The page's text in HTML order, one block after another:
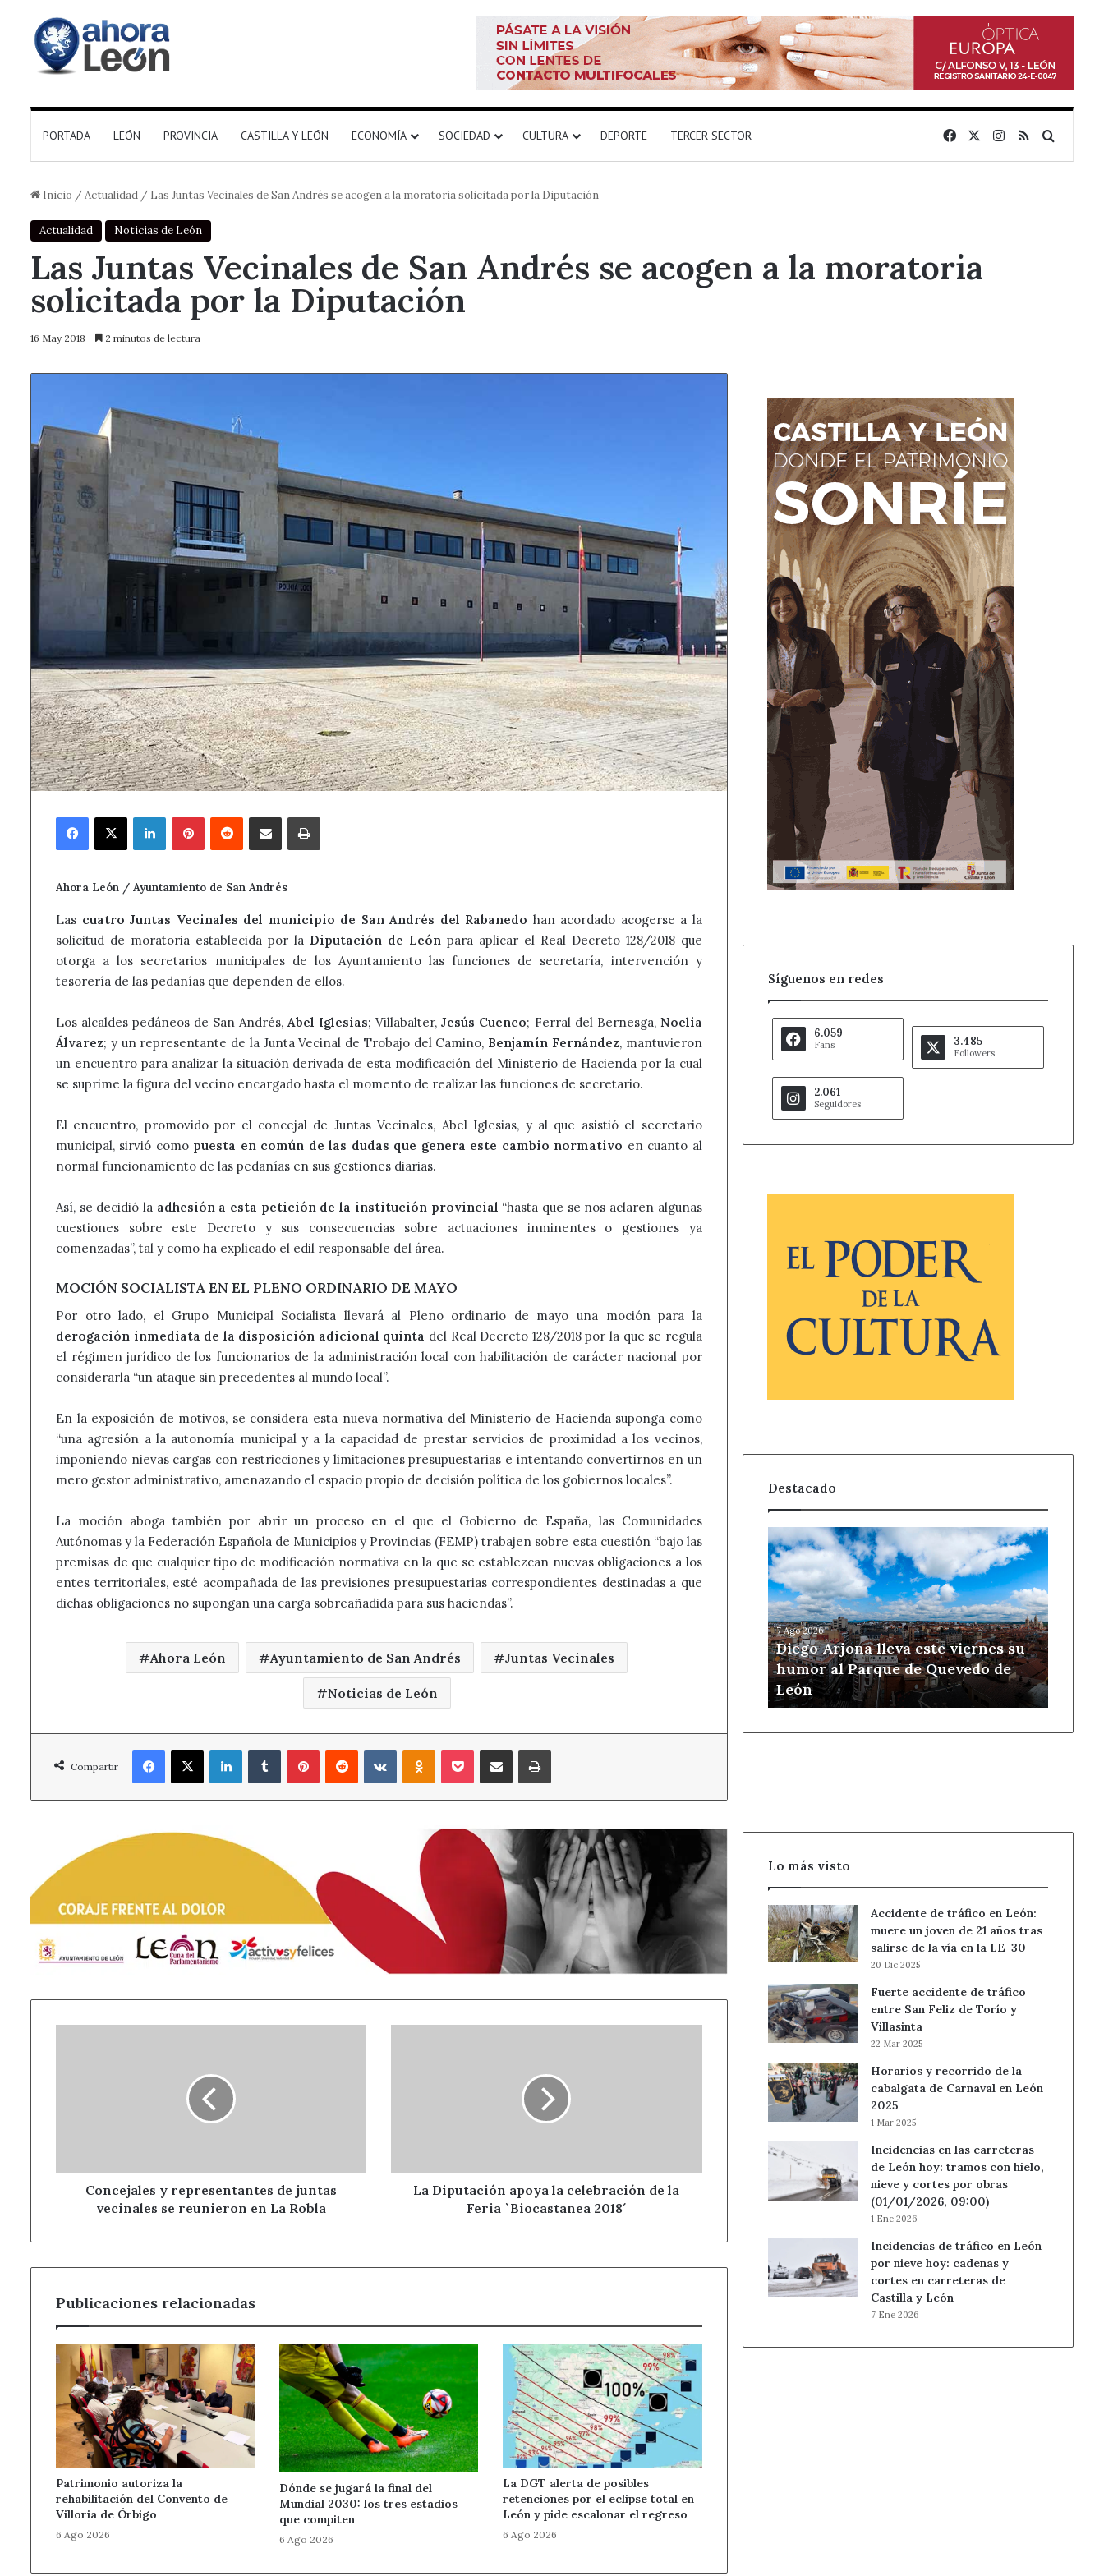
PORTADA LEÓN PROVINCIA CASTILLA Y LEÓN ECONOMÍA SOCIEDAD CULTURA DEPORTE TERCER SECTOR FacebookInstagram
RSS
Inicio /Actualidad / Las Juntas Vecinales de San Andrés se acogen a la moratoria solicitada por la Diputación
Actualidad Noticias de León
Las Juntas Vecinales de San Andrés se acogen a la moratoria
solicitada por la Diputación
16 May 2018 2 minutos de lectura
Facebook
X LinkedInPinterestReddit Compartir por correo electrónicoImprimir
Ahora León / Ayuntamiento de San Andrés
Las cuatro Juntas Vecinales del municipio de San Andrés del Rabanedo han acordado acogerse a la
solicitud de moratoria establecida por la Diputación de Leónpara aplicar el Real Decreto 128/2018 que
otorga a los secretarios municipales de los Ayuntamiento las funciones de secretaría, intervención y
tesorería de las pedanías que dependen de ellos.
Los alcaldes pedáneos de San Andrés, Abel Iglesias; Villabalter,Jesús Cuenco; Ferral del Bernesga, Noelia
Álvarez; y un representante de la Junta Vecinal de Trobajo del Camino, Benjamín Fernández, mantuvieron
un encuentro para analizar la situación derivada de esta modificación del Ministerio de Hacienda por la cual
se suprime la figura del vecino encargado hasta el momento de realizar las funciones de secretario.
El encuentro, promovido por el concejal de Juntas Vecinales, Abel Iglesias, y al que asistió el secretario
municipal, sirvió comopuesta en común de las dudas que genera este cambio normativo en cuanto al
normal funcionamiento de las pedanías en sus gestiones diarias.
Así, se decidió la adhesión a esta petición de la institución provincial “hasta que se nos aclaren algunas
cuestiones sobre este Decreto y sus consecuencias sobre actuaciones inminentes o gestiones ya
comenzadas”, tal y como ha explicado el edil responsable del área.
MOCIÓN SOCIALISTA EN EL PLENO ORDINARIO DE MAYO
Por otro lado, el Grupo Municipal Socialista llevará al Pleno ordinario de mayo una moción para la
derogación inmediata de la disposición adicional quinta del Real Decreto 128/2018 por la que se regula
el régimen jurídico de los funcionarios de la administración local con habilitación de carácter nacional por
considerarla “un ataque sin precedentes al mundo local”.
En la exposición de motivos, se considera esta nueva normativa del Ministerio de Hacienda suponga como
“una agresión a la autonomía municipal y a la capacidad de prestar servicios de proximidad a los vecinos,
imponiendo nievas cargas con restricciones y limitaciones presupuestarias e intentando convertirnos en un
mero gestor administrativo, amenazando el espacio propio de decisión política de los gobiernos locales”.
La moción aboga también por abrir un proceso en el que el Gobierno de España, las Comunidades
Autónomas y la Federación Española de Municipios y Provincias (FEMP) trabajen sobre esta cuestión “bajo las
premisas de que cualquier tipo de modificación normativa en la que se establezcan nuevas obligaciones a los
entes territoriales, esté acompañada de las previsiones presupuestarias correspondientes destinadas a que
dichas obligaciones no supongan una carga sobreañadida para sus haciendas”.
Ahora León Ayuntamiento de San Andrés Juntas Vecinales
Noticias de León
Compartir
Facebook
X LinkedInTumblrPinterestReddit VKontakteOdnoklassniki
PocketCompartir por correo electrónicoImprimir
en
Concejales y representantes de juntas
vecinales se reunieron en La Robla
`Biocastanea
La Diputación apoya la celebración de la
Feria `Biocastanea 2018´
Publicaciones relacionadas
Patrimonio autoriza la
rehabilitación del Convento de
Villoria de Órbigo
6 Ago 2026
Dónde se jugará la final del
Mundial 2030: los tres estadios
que compiten
6 Ago 2026
La DGT alerta de posibles
retenciones por el eclipse total en
León y pide escalonar el regreso
6 Ago 2026
Síguenos en redes
6.059
Fans 3.485
Followers
2.061
Seguidores
Destacado
Diego
Arjona
lleva
este
viernes
su
humor
al
Parque
de
Quevedo
7 Ago 2026
Diego Arjona lleva este viernes su
humor al Parque de Quevedo de
León
Lo más visto
Accidente de tráfico en León:
muere un joven de 21 años tras
salirse de la vía en la LE-30
20 Dic 2025
Fuerte accidente de tráfico
entre San Feliz de Torío y
Villasinta
22 Mar 2025
Horarios y recorrido de la
cabalgata de Carnaval en León
2025
1 Mar 2025
Incidencias en las carreteras
de León hoy: tramos con hielo,
nieve y cortes por obras
(01/01/2026, 09:00)
1 Ene 2026
Incidencias de tráfico en León
por nieve hoy: cadenas y
cortes en carreteras de
Castilla y León
7 Ene 2026